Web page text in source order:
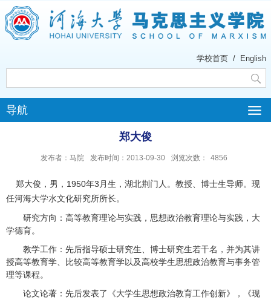
学校首页 / English
导航
郑大俊
发布者：马院 发布时间：2013-09-30 浏览次数： 4856
郑大俊，男， 1950年3 月生，湖北荆门人。教授、博士生导师。现
任河海大学水文化研究所所长。
研究方向：高等教育理论与实践，思想政治教育理论与实践，大
学德育。
教学工作：先后指导硕士研究生、博士研究生若干名，并为其讲
授高等教育学、比较高等教育学以及高校学生思想政治教育与事务管
理等课程。
论文论著：先后发表了《大学生思想政治教育工作创新》，《现